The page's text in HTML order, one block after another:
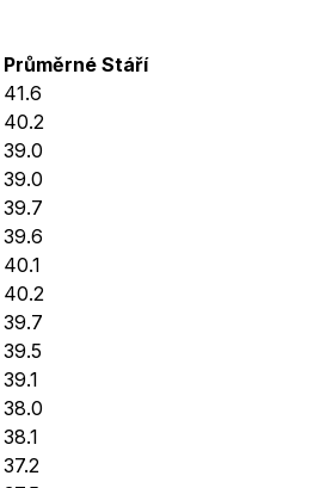
Průměrné Stáří
41.6
40.2
39.0
39.0
39.7
39.6
40.1
40.2
39.7
39.5
39.1
38.0
38.1
37.2